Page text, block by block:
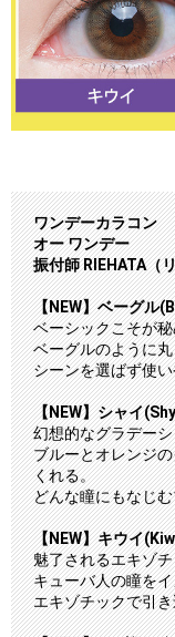
ワンデーカラコン
オー ワンデー
振付師 RIEHATA（
【NEW】ベーグル
ベーシックこそが
ベーグルのように
シーンを選ばず使
【NEW】シャイ
幻想的なグラデー
ブルーとオレンジ
くれる。
どんな瞳にもなじ
【NEW】キウイ
魅了されるエキゾ
キューバ人の瞳を
エキゾチックで引